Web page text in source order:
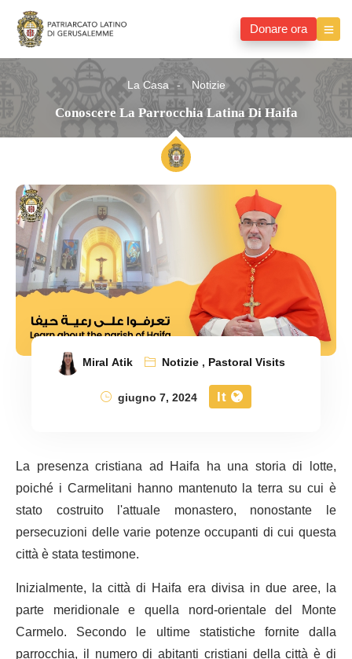
Donare ora
La Casa Notizie
Conoscere La Parrocchia Latina Di Haifa
Miral Atik Notizie, Pastoral Visits
giugno 7, 2024
It
La presenza cristiana ad Haifa ha una storia di lotte,
poiché i Carmelitani hanno mantenuto la terra su cui è
stato costruito l'attuale monastero, nonostante le
persecuzioni delle varie potenze occupanti di cui questa
città è stata testimone.
Inizialmente, la città di Haifa era divisa in due aree, la
parte meridionale e quella nord-orientale del Monte
Carmelo. Secondo le ultime statistiche fornite dalla